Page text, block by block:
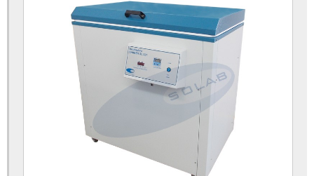
Câmara de umidade saturada
Câmara incubadora bod
Centrífuga de bancada para laboratório
Centrífuga de laboratório
Centrífuga laboratório preço
Centrífuga para butirômetro